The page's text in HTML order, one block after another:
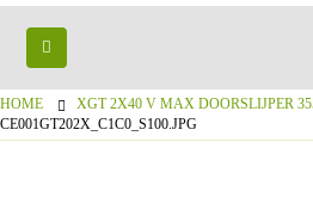
HOME
XGT 2X40 V MAX DOORSLIJPER
CE001GT202X_C1C0_S100.JPG